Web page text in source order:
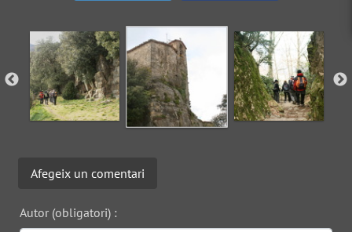
Afegeix un comentari
Autor (obligatori) :